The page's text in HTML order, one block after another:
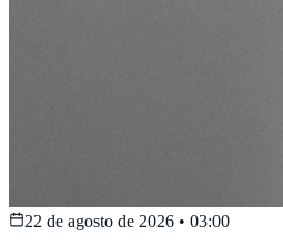
22 de agosto de 2026 • 03:00